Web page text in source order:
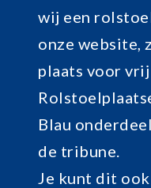
wij een
onze website,
plaats voor
Blau
de tribune.
Je kunt dit